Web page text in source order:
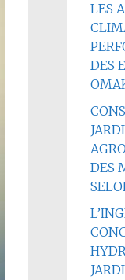
LES
DES
DES